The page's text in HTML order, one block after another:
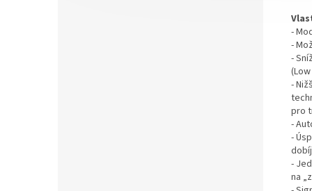
-
-
-
-
pro
-
-
-
na